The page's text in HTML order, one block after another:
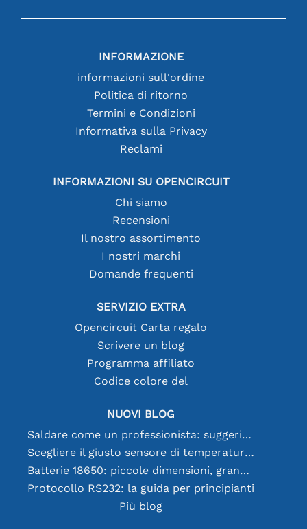
INFORMAZIONE
informazioni sull'ordine
Politica di ritorno
Termini e Condizioni
Informativa sulla Privacy
Reclami
INFORMAZIONI SU OPENCIRCUIT
Chi siamo
Recensioni
Il nostro assortimento
I nostri marchi
Domande frequenti
SERVIZIO EXTRA
Opencircuit Carta regalo
Scrivere un blog
Programma affiliato
Codice colore del
NUOVI BLOG
Saldare come un professionista: suggerimenti per connessioni elettroniche perfette
Scegliere il giusto sensore di temperatura [youtube]
Batterie 18650: piccole dimensioni, grandi prestazioni
Protocollo RS232: la guida per principianti
Più blog